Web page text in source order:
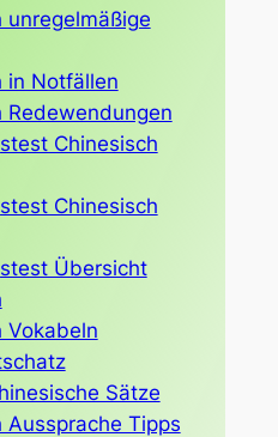
unregelmäßige
in Notfällen
Redewendungen
Chinesisch
Chinesisch
Übersicht
Vokabeln
Sätze
Aussprache Tipps